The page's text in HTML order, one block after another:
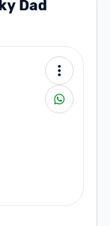
Dad